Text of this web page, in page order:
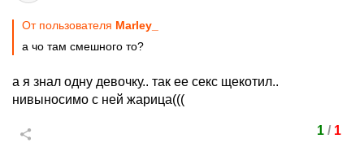
От пользователя Marley_
а чо там смешного то?
а я знал одну девочку.. так ее секс щекотил..
нивыносимо с ней жарица(((
1/ 1